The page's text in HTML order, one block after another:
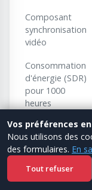
Composant
synchronisation
vidéo
Consommation
d'énergie (SDR)
pour 1000
heures
DDC/CI
Manuel
d'utilisation
Vos préférences
Nous utilisons des
des formulaires. En
Tout refuser